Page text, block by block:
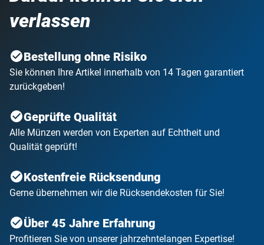
verlassen
Bestellung ohne Risiko
Sie können Ihre Artikel innerhalb von 14 Tagen garantiert
zurückgeben!
Geprüfte Qualität
Alle Münzen werden von Experten auf Echtheit und
Qualität geprüft!
Kostenfreie Rücksendung
Gerne übernehmen wir die Rücksendekosten für Sie!
Über 45 Jahre Erfahrung
Profitieren Sie von unserer jahrzehntelangen Expertise!